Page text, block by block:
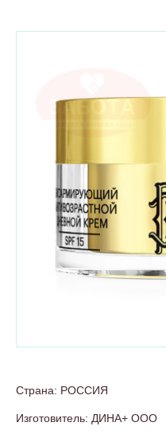
Страна: РОССИЯ
Изготовитель: ДИНА+ ООО